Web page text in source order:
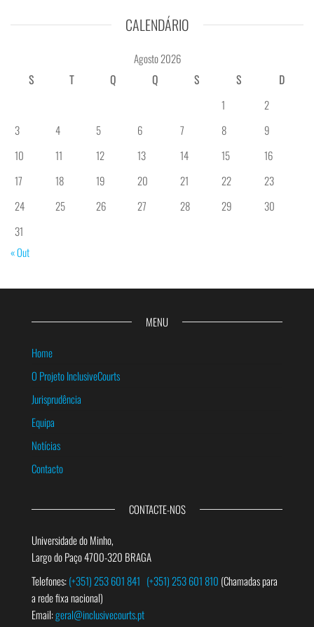
CALENDÁRIO
Agosto 2026
S
T Q Q S S
D
1
2
3
4 5 6 7 8
9
10
11 12 13 14 15
16
17
18 19 20 21 22
23
24
25 26 27 28 29
30
31
« Out
MENU
Home
O Projeto InclusiveCourts
Jurisprudência
Equipa
Notícias
Contacto
CONTACTE-NOS
Universidade do Minho,
Largo do Paço 4700-320 BRAGA
Telefones:(+351) 253 601 841 (+351) 253 601 810 (Chamadas para
a rede fixa nacional)
Email:geral@inclusivecourts.pt